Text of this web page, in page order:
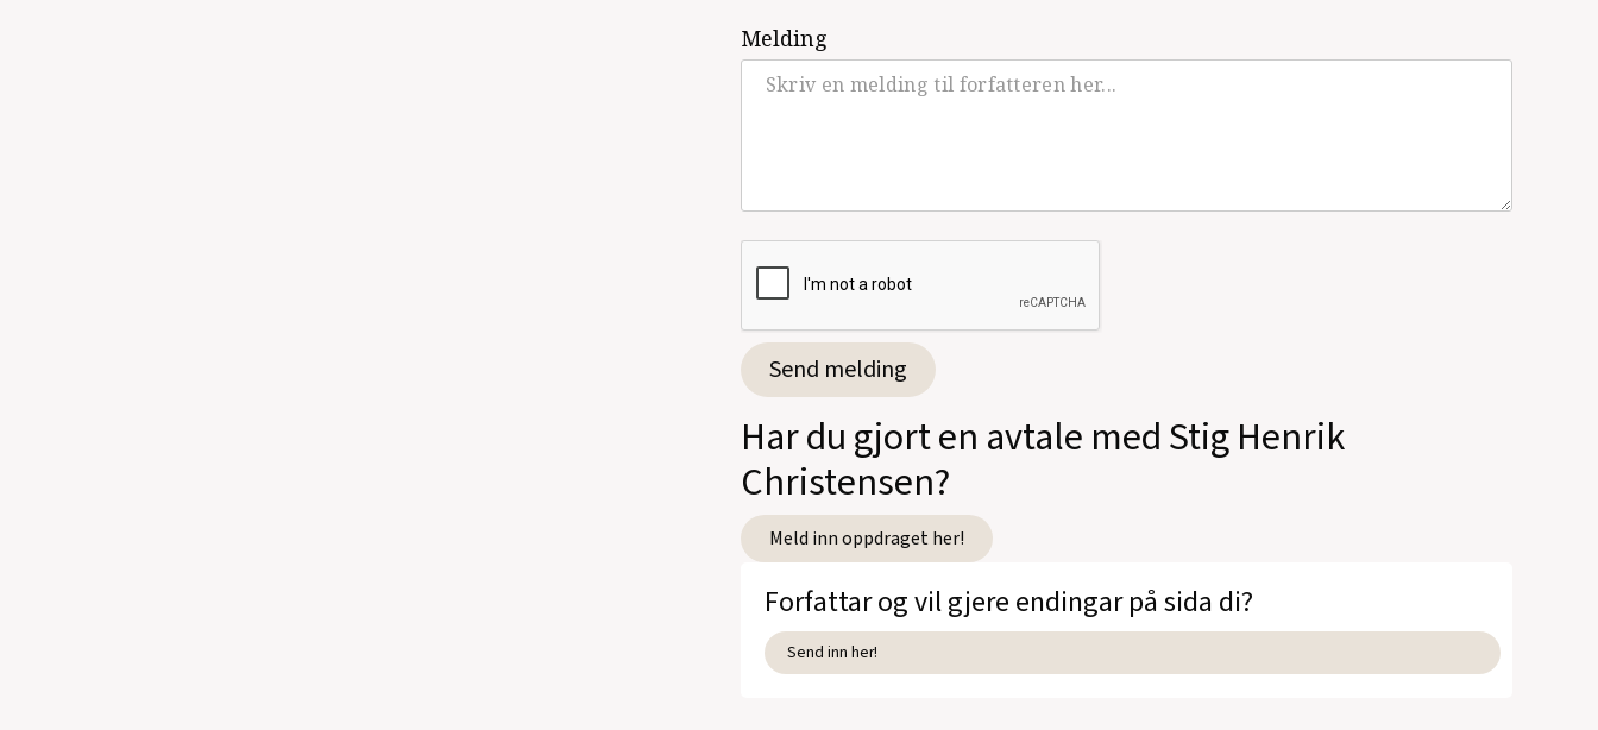
Melding
Har du gjort en avtale med Stig Henrik
Christensen?
Meld inn oppdraget her!
Forfattar og vil gjere endingar på sida di?
Send inn her!